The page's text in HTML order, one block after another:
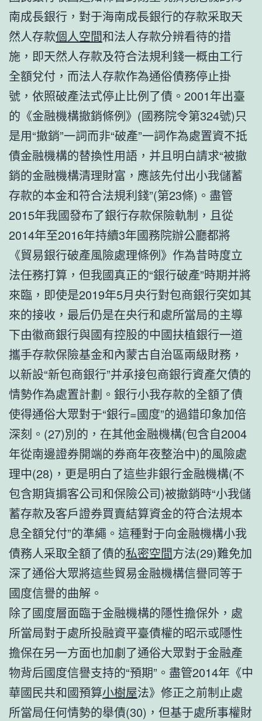
南成長銀行，對于海南成長銀行的存款采取天
然人存款個人空間和法人存款分辨看待的措
施，即天然人存款及符合法規利錢一概由工行
全額兌付，而法人存款作為通俗債務停止掛
號，依照破產法式停止比例了債。2001年出臺
的《金融機構撤銷條例》(國務院令第324號)只
是用“撤銷”一詞而非“破產”一詞作為處置資不抵
債金融機構的替換性用語，并且明白請求“被撤
銷的金融機構清理財富，應該先付出小我儲蓄
存款的本金和符合法規利錢”(第23條)。盡管
2015年我國發布了銀行存款保險軌制，且從
2014年至2016年持續3年國務院辦公廳都將
《貿易銀行破產風險處理條例》作為昔時度立
法任務打算，但我國真正的“銀行破產”時期并將
來臨，即使是2019年5月央行對包商銀行突如其
來的接收，最后仍是在央行和處所當局的主導
下由徽商銀行與國有控股的中國扶植銀行一道
攜手存款保險基金和內蒙古自治區兩級財務，
以新設“新包商銀行”并承接包商銀行資產欠債的
情勢作為處置計劃。銀行小我存款的全額了債
使得通俗大眾對于“銀行=國度”的過錯印象加倍
深刻。(27)別的，在其他金融機構(包含自2004
年從南邊證券開端的券商年夜整治中)的風險處
理中(28)，更是明白了這些非銀行金融機構(不
包含期貨掮客公司和保險公司)被撤銷時“小我儲
蓄存款及客戶證券買賣結算資金的符合法規本
息全額兌付”的準繩。這種對于向金融機構小我
債務人采取全額了債的私密空間方法(29)難免加
深了通俗大眾將這些貿易金融機構信譽同等于
國度信譽的曲解。
除了國度層面臨于金融機構的隱性擔保外，處
所當局對于處所投融資平臺債權的昭示或隱性
擔保在另一方面也加劇了通俗大眾對于金融產
物背后國度信譽支持的“預期”。盡管2014年《中
華國民共和國預算小樹屋法》修正之前制止處
所當局任何情勢的舉債(30)，但基于處所事權財